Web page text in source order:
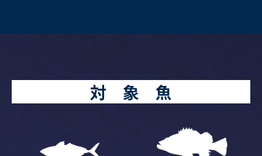
対 象 魚